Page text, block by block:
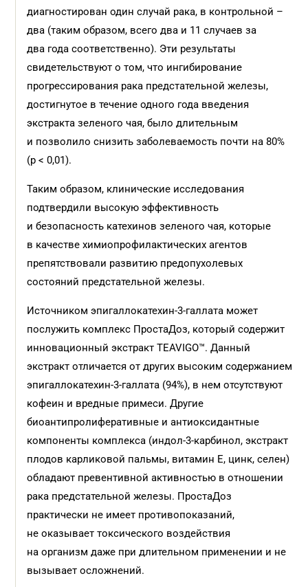
диагностирован один случай рака, в контрольной –
два (таким образом, всего два и 11 случаев за
два года соответственно). Эти результаты
свидетельствуют о том, что ингибирование
прогрессирования рака предстательной железы,
достигнутое в течение одного года введения
экстракта зеленого чая, было длительным
и позволило снизить заболеваемость почти на 80%
(р < 0,01).
Таким образом, клинические исследования
подтвердили высокую эффективность
и безопасность катехинов зеленого чая, которые
в качестве химиопрофилактических агентов
препятствовали развитию предопухолевых
состояний предстательной железы.
Источником эпигаллокатехин-3-галлата может
послужить комплекс ПростаДоз, который содержит
инновационный экстракт TEAVIGO™. Данный
экстракт отличается от других высоким содержанием
эпигаллокатехин-3-галлата (94%), в нем отсутствуют
кофеин и вредные примеси. Другие
биоантипролиферативные и антиоксидантные
компоненты комплекса (индол-3-карбинол, экстракт
плодов карликовой пальмы, витамин Е, цинк, селен)
обладают превентивной активностью в отношении
рака предстательной железы. ПростаДоз
практически не имеет противопоказаний,
не оказывает токсического воздействия
на организм даже при длительном применении и не
вызывает осложнений.